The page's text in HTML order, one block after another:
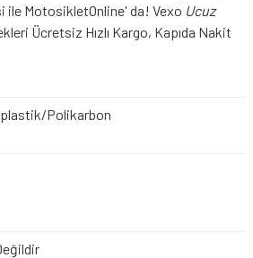
ile MotosikletOnline' da! Vexo Ucuz
Ücretsiz Hızlı Kargo, Kapıda Nakit
Polikarbon